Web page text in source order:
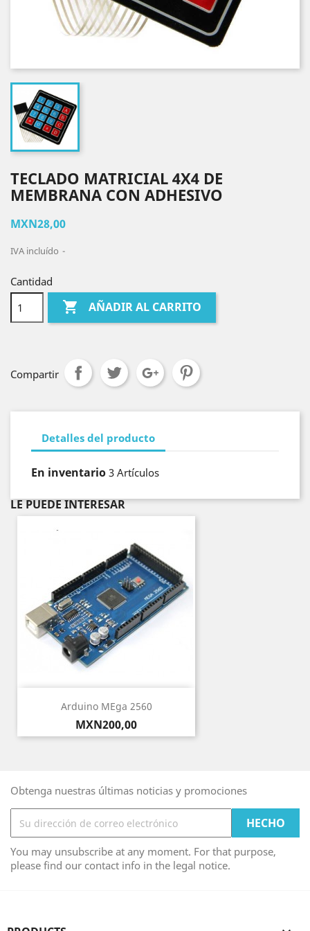
TECLADO MATRICIAL 4X4 DE
MEMBRANA CON ADHESIVO
MXN28,00
IVA incluído
Cantidad
 AÑADIR AL CARRITO
Compartir
Detalles del producto
En inventario 3 Artículos
LE PUEDE INTERESAR
Arduino MEga 2560
Precio
MXN200,00
Obtenga nuestras últimas noticias y promociones
You may unsubscribe at any moment. For that purpose,
please find our contact info in the legal notice.